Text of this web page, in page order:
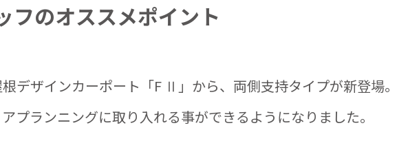
フのオススメポイント
デザインカーポート「F Ⅱ」から、両側支持タイプが新登場。
プランニングに取り入れる事ができるようになりました。